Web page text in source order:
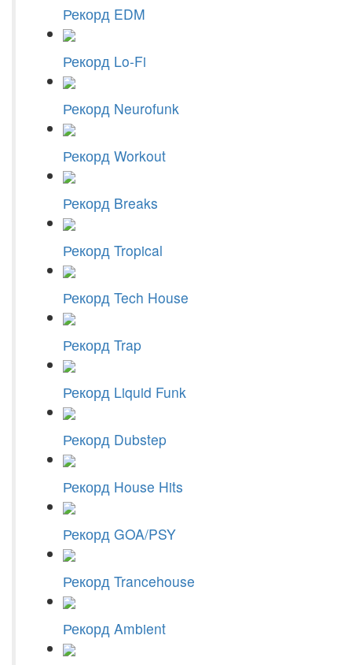
Рекорд EDM
Рекорд Lo-Fi
Рекорд Neurofunk
Рекорд Workout
Рекорд Breaks
Рекорд Tropical
Рекорд Tech House
Рекорд Trap
Рекорд Liquid Funk
Рекорд Dubstep
Рекорд House Hits
Рекорд GOA/PSY
Рекорд Trancehouse
Рекорд Ambient